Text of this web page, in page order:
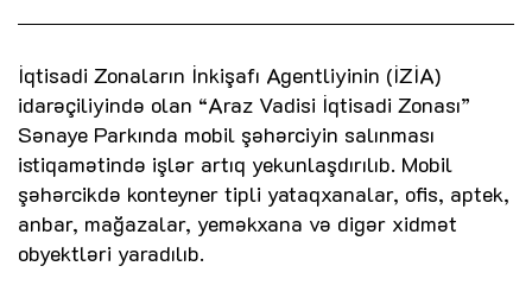
İqtisadi Zonaların İnkişafı Agentliyinin (İZİA)
idarəçiliyində olan “Araz Vadisi İqtisadi Zonası”
Sənaye Parkında mobil şəhərciyin salınması
istiqamətində işlər artıq yekunlaşdırılıb. Mobil
şəhərcikdə konteyner tipli yataqxanalar, ofis, aptek,
anbar, mağazalar, yeməkxana və digər xidmət
obyektləri yaradılıb.